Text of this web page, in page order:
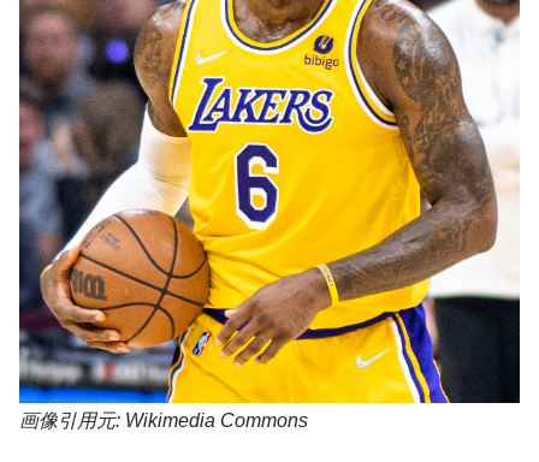
画像引用元: Wikimedia Commons